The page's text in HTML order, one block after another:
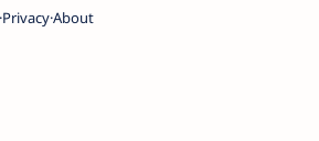
PrivacyAbout